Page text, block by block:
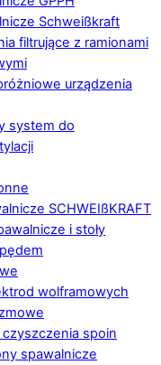
Schweißkraft
filtrujące z ramionami
urządzenia
system do
SCHWEIßKRAFT
i stoły
wolframowych
spoin
spawalnicze